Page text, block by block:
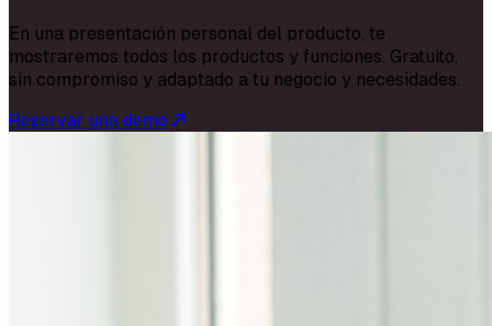
En una presentación personal del producto, te
mostraremos todos los productos y funciones. Gratuito,
sin compromiso y adaptado a tu negocio y necesidades.
Reservar una demo